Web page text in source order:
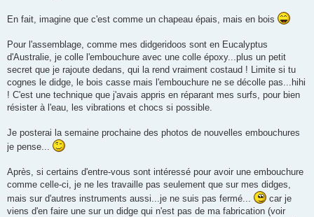
En fait, imagine que c'est comme un chapeau épais, mais en bois
Pour l'assemblage, comme mes didgeridoos sont en Eucalyptus
d'Australie, je colle l'embouchure avec une colle époxy...plus un petit
secret que je rajoute dedans, qui la rend vraiment costaud ! Limite si tu
cognes le didge, le bois casse mais l'embouchure ne se décolle pas...hihi
! C'est une technique que j'avais appris en réparant mes surfs, pour bien
résister à l'eau, les vibrations et chocs si possible.
Je posterai la semaine prochaine des photos de nouvelles embouchures
je pense...
Après, si certains d'entre-vous sont intéressé pour avoir une embouchure
comme celle-ci, je ne les travaille pas seulement que sur mes didges,
mais sur d'autres instruments aussi...je ne suis pas fermé...
car je
viens d'en faire une sur un didge qui n'est pas de ma fabrication (voir